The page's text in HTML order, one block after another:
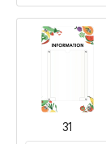
31